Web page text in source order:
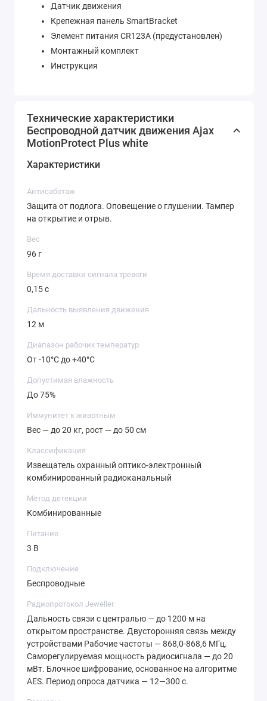
Датчик движения
Крепежная панель SmartBracket
Элемент питания CR123A (предустановлен)
Монтажный комплект
Инструкция
Технические характеристики
Беспроводной датчик движения Ajax
MotionProtect Plus white
Характеристики
Антисаботаж
Защита от подлога. Оповещение о глушении. Тампер
на открытие и отрыв.
Вес
96 г
Время доставки сигнала тревоги
0,15 с
Дальность выявления движения
12 м
Диапазон рабочих температур
От -10°С до +40°С
Допустимая влажность
До 75%
Иммунитет к животным
Вес — до 20 кг, рост — до 50 см
Классификация
Извещатель охранный оптико-электронный
комбинированный радиоканальный
Метод детекции
Комбинированные
Питание
3 В
Подключение
Беспроводные
Радиопротокол Jeweller
Дальность связи с централью — до 1200 м на
открытом пространстве. Двусторонняя связь между
устройствами Рабочие частоты — 868,0-868,6 МГц.
Саморегулируемая мощность радиосигнала — до 20
мВт. Блочное шифрование, основанное на алгоритме
AES. Период опроса датчика — 12—300 с.